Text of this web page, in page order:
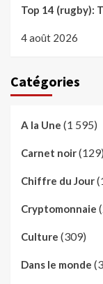
Top 14 (rugby):
4 août 2026
Catégories
A la Une (1 595)
Carnet noir(129)
Chiffre du Jour
Cryptomonnaie
Culture (309)
Dans le monde